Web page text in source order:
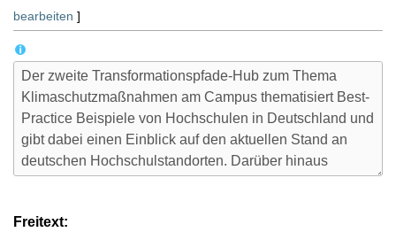
bearbeiten ]
Freitext: